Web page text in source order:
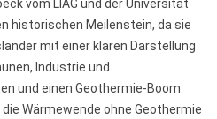
vom LIAG und der Universität
historischen Meilenstein, da sie
mit einer klaren Darstellung
Industrie und
und einen Geothermie-Boom
Wärmewende ohne Geothermie